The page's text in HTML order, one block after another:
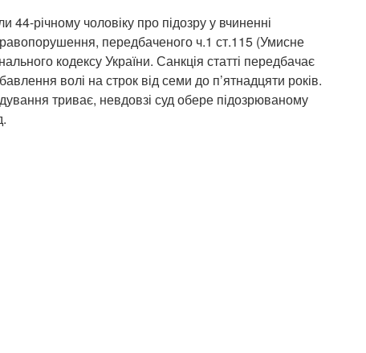
44-річному чоловіку про підозру у вчиненні
передбаченого ч.1 ст.115 (Умисне
кодексу України. Санкція статті передбачає
волі на строк від семи до п’ятнадцяти років.
триває, невдовзі суд обере підозрюваному